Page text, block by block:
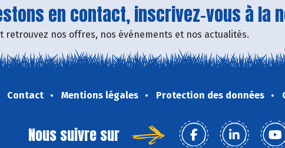
en contact, inscrivez-vous à la
retrouvez nos offres, nos événements et nos actualités.
Contact Mentions légales Protection des données
Nous suivre sur